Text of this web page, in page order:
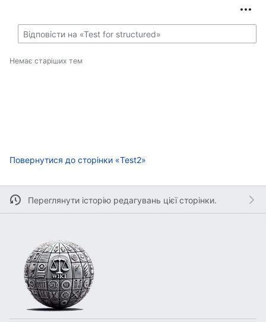
Немає старіших тем
Повернутися до сторінки «Test2»
Переглянути історію редагувань цієї сторінки.